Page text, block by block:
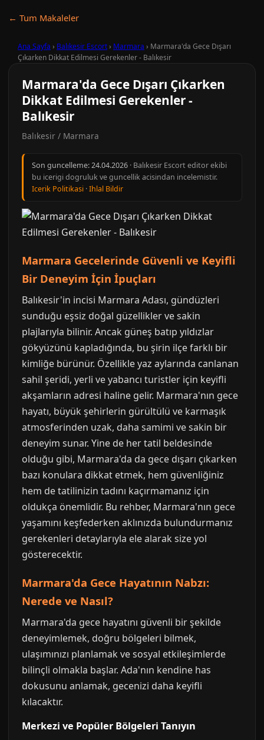
← Tum Makaleler
Ana Sayfa › Balıkesir Escort› Marmara › Marmara'da Gece Dışarı
Çıkarken Dikkat Edilmesi Gerekenler - Balıkesir
Marmara'da Gece Dışarı Çıkarken
Dikkat Edilmesi Gerekenler -
Balıkesir
Balıkesir / Marmara
Son guncelleme:24.04.2026 · Balıkesir Escort editor ekibi
bu icerigi dogruluk ve guncellik acisindan incelemistir.
Icerik Politikasi ·Ihlal Bildir
Marmara Gecelerinde Güvenli ve Keyifli
Bir Deneyim İçin İpuçları
Balıkesir'in incisi Marmara Adası, gündüzleri
sunduğu eşsiz doğal güzellikler ve sakin
plajlarıyla bilinir. Ancak güneş batıp yıldızlar
gökyüzünü kapladığında, bu şirin ilçe farklı bir
kimliğe bürünür. Özellikle yaz aylarında canlanan
sahil şeridi, yerli ve yabancı turistler için keyifli
akşamların adresi haline gelir. Marmara'nın gece
hayatı, büyük şehirlerin gürültülü ve karmaşık
atmosferinden uzak, daha samimi ve sakin bir
deneyim sunar. Yine de her tatil beldesinde
olduğu gibi, Marmara'da da gece dışarı çıkarken
bazı konulara dikkat etmek, hem güvenliğiniz
hem de tatilinizin tadını kaçırmamanız için
oldukça önemlidir. Bu rehber, Marmara'nın gece
yaşamını keşfederken aklınızda bulundurmanız
gerekenleri detaylarıyla ele alarak size yol
gösterecektir.
Marmara'da Gece Hayatının Nabzı:
Nerede ve Nasıl?
Marmara'da gece hayatını güvenli bir şekilde
deneyimlemek, doğru bölgeleri bilmek,
ulaşımınızı planlamak ve sosyal etkileşimlerde
bilinçli olmakla başlar. Ada'nın kendine has
dokusunu anlamak, gecenizi daha keyifli
kılacaktır.
Merkezi ve Popüler Bölgeleri Tanıyın